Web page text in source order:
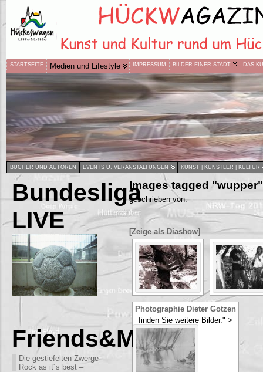
STARTSEITE Medien und Lifestyle IMPRESSUM BILDER EINER STADT DAS
BÜCHER UND AUTOREN EVENTS U. VERANSTALTUNGEN KUNST | KÜNSTLER | KULTUR
Bundesliga
LIVE
Friends&More
Die gestiefelten Zwerge –
Rock as it´s best –
Images tagged "wupper"
geschrieben von:
[Zeige als Diashow]
Photographie Dieter Gotzen
finden Sie weitere Bilder." >